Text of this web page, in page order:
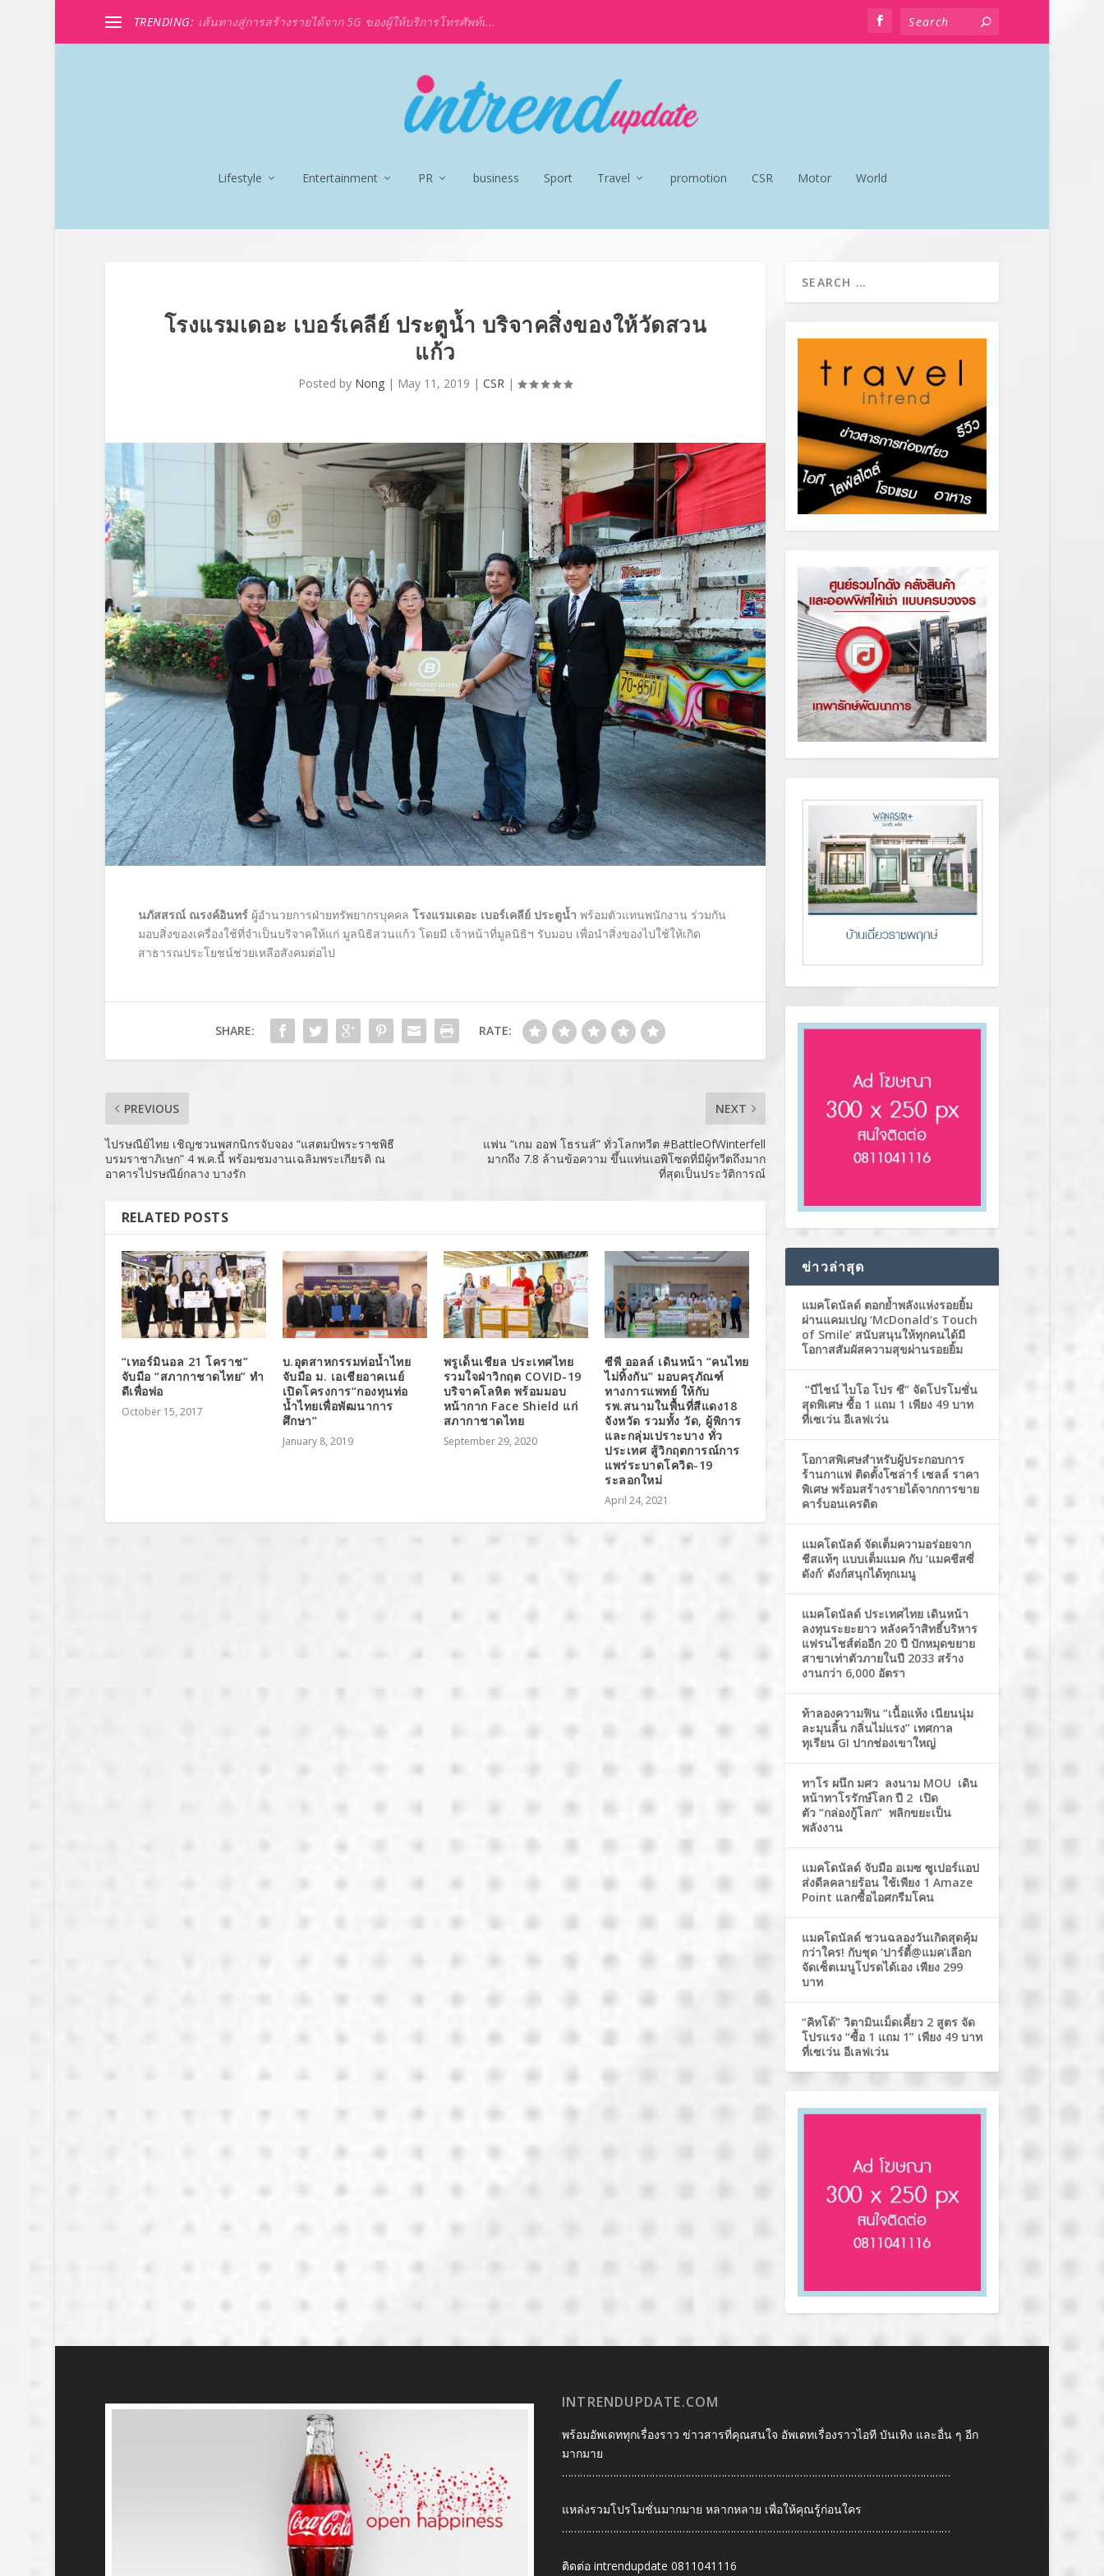
TRENDING: เส้นทางสู่การสร้างรายได้จาก 5G ของผู้ให้บริการโทรศัพท์เ...
Lifestyle Entertainment PR business Sport Travel promotion CSR Motor World
โรงแรมเดอะ เบอร์เคลีย์ ประตูน้ำ บริจาคสิ่งของให้วัดสวน
แก้ว
Posted by Nong | May 11, 2019 |CSR |
นภัสสรณ์ ณรงค์อินทร์ ผู้อำนวยการฝ่ายทรัพยากรบุคคล โรงแรมเดอะ เบอร์เคลีย์ ประตูน้ำ พร้อมตัวแทนพนักงาน ร่วมกัน
มอบสิ่งของเครื่องใช้ที่จำเป็นบริจาคให้แก่ มูลนิธิสวนแก้ว โดยมี เจ้าหน้าที่มูลนิธิฯ รับมอบ เพื่อนำสิ่งของไปใช้ให้เกิด
สาธารณประโยชน์ช่วยเหลือสังคมต่อไป
SHARE: RATE:
PREVIOUS
ไปรษณีย์ไทย เชิญชวนพสกนิกรจับจอง “แสตมป์พระราชพิธี
บรมราชาภิเษก” 4 พ.ค.นี้ พร้อมชมงานเฉลิมพระเกียรติ ณ
อาคารไปรษณีย์กลาง บางรัก
NEXT
แฟน “เกม ออฟ โธรนส์” ทั่วโลกทวีต #BattleOfWinterfell
มากถึง 7.8 ล้านข้อความ ขึ้นแท่นเอพิโซดที่มีผู้ทวีตถึงมาก
ที่สุดเป็นประวัติการณ์
RELATED POSTS
“เทอร์มินอล 21 โคราช”
จับมือ “สภากาชาดไทย” ทำ
ดีเพื่อพ่อ
October 15, 2017
บ.อุตสาหกรรมท่อน้ำไทย
จับมือ ม. เอเชียอาคเนย์
เปิดโครงการ“กองทุนท่อ
น้ำไทยเพื่อพัฒนาการ
ศึกษา”
January 8, 2019
พรูเด็นเชียล ประเทศไทย
รวมใจฝ่าวิกฤต COVID-19
บริจาคโลหิต พร้อมมอบ
หน้ากาก Face Shield แก่
สภากาชาดไทย
September 29, 2020
ซีพี ออลล์ เดินหน้า “คนไทย
ไม่ทิ้งกัน” มอบครุภัณฑ์
ทางการแพทย์ ให้กับ
รพ.สนามในพื้นที่สีแดง18
จังหวัด รวมทั้ง วัด, ผู้พิการ
และกลุ่มเปราะบาง ทั่ว
ประเทศ สู้วิกฤตการณ์การ
แพร่ระบาดโควิด-19
ระลอกใหม่
April 24, 2021
ข่าวล่าสุด
แมคโดนัลด์ ตอกย้ำพลังแห่งรอยยิ้ม
ผ่านแคมเปญ ‘McDonald’s Touch
of Smile’ สนับสนุนให้ทุกคนได้มี
โอกาสสัมผัสความสุขผ่านรอยยิ้ม
“บีไชน์ ไบโอ โปร ซี” จัดโปรโมชั่น
สุดพิเศษ ซื้อ 1 แถม 1 เพียง 49 บาท
ที่เซเว่น อีเลฟเว่น
โอกาสพิเศษสำหรับผู้ประกอบการ
ร้านกาแฟ ติดตั้งโซล่าร์ เซลล์ ราคา
พิเศษ พร้อมสร้างรายได้จากการขาย
คาร์บอนเครดิต
แมคโดนัลด์ จัดเต็มความอร่อยจาก
ชีสแท้ๆ แบบเต็มแมค กับ ‘แมคชีสซี่
ดังก์’ ดังก์สนุกได้ทุกเมนู
แมคโดนัลด์ ประเทศไทย เดินหน้า
ลงทุนระยะยาว หลังคว้าสิทธิ์บริหาร
แฟรนไชส์ต่ออีก 20 ปี ปักหมุดขยาย
สาขาเท่าตัวภายในปี 2033 สร้าง
งานกว่า 6,000 อัตรา
ท้าลองความฟิน “เนื้อแห้ง เนียนนุ่ม
ละมุนลิ้น กลิ่นไม่แรง” เทศกาล
ทุเรียน GI ปากช่องเขาใหญ่
ทาโร ผนึก มศว ลงนาม MOU เดิน
หน้าทาโรรักษ์โลก ปี 2 เปิด
ตัว “กล่องกู้โลก” พลิกขยะเป็น
พลังงาน
แมคโดนัลด์ จับมือ อเมซ ซูเปอร์แอป
ส่งดีลคลายร้อน ใช้เพียง 1 Amaze
Point แลกซื้อไอศกรีมโคน
แมคโดนัลด์ ชวนฉลองวันเกิดสุดคุ้ม
กว่าใคร! กับชุด ‘ปาร์ตี้@แมค’เลือก
จัดเซ็ตเมนูโปรดได้เอง เพียง 299
บาท
“คิทโด้” วิตามินเม็ดเคี้ยว 2 สูตร จัด
โปรแรง “ซื้อ 1 แถม 1” เพียง 49 บาท
ที่เซเว่น อีเลฟเว่น
INTRENDUPDATE.COM
พร้อมอัพเดททุกเรื่องราว ข่าวสารที่คุณสนใจ อัพเดทเรื่องราวไอที บันเทิง และอื่น ๆ อีก
มากมาย
…………………………………………………………………………………………………………………
แหล่งรวมโปรโมชั่นมากมาย หลากหลาย เพื่อให้คุณรู้ก่อนใคร
…………………………………………………………………………………………………………………
ติดต่อ intrendupdate 0811041116